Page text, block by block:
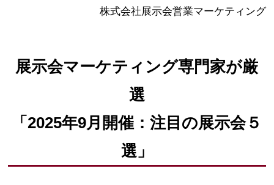
株式会社展示会営業マーケティング
展示会マーケティング専門家が厳
選
「2025年9月開催：注目の展示会５
選」